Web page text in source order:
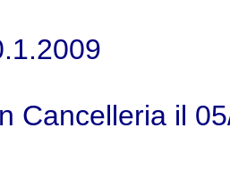
Cancelleria il